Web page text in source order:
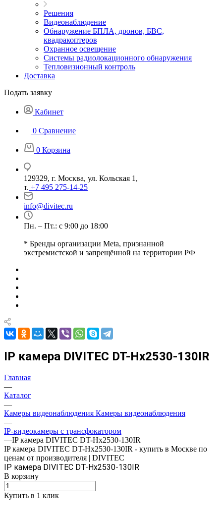
Решения
Видеонаблюдение
Обнаружение БПЛА, дронов, БВС,
квадракоптеров
Охранное освещение
Системы радиолокационного обнаружения
Тепловизионный контроль
Доставка
Подать заявку
Кабинет
0 Сравнение
0 Корзина
129329, г. Москва, ул. Кольская 1,
т. +7 495 275-14-25
info@divitec.ru
Пн. – Пт.: с 9:00 до 18:00
* Бренды организации Meta, признанной
экстремистской и запрещённой на территории РФ
IP камера DIVITEC DT-Hх2530-130IR
Главная
—
Каталог
—
Камеры видеонаблюдения Камеры видеонаблюдения
—
IP-видеокамеры с трансфокатором
—IP камера DIVITEC DT-Hх2530-130IR
IP камера DIVITEC DT-Hх2530-130IR - купить в Москве по
ценам от производителя | DIVITEC
IP камера DIVITEC DT-Hх2530-130IR
В корзину
Купить в 1 клик